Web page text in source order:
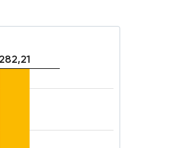
282,21